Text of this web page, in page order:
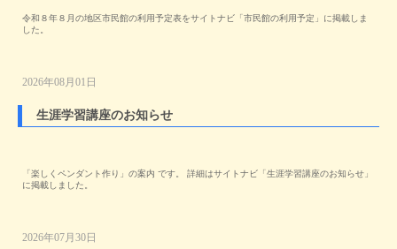
令和８年８月の地区市民館の利用予定表をサイトナビ「市民館の利用予定」に掲載しま
した。
2026年08月01日
生涯学習講座のお知らせ
「楽しくペンダント作り」の案内 です。 詳細はサイトナビ「生涯学習講座のお知らせ」
に掲載しました。
2026年07月30日